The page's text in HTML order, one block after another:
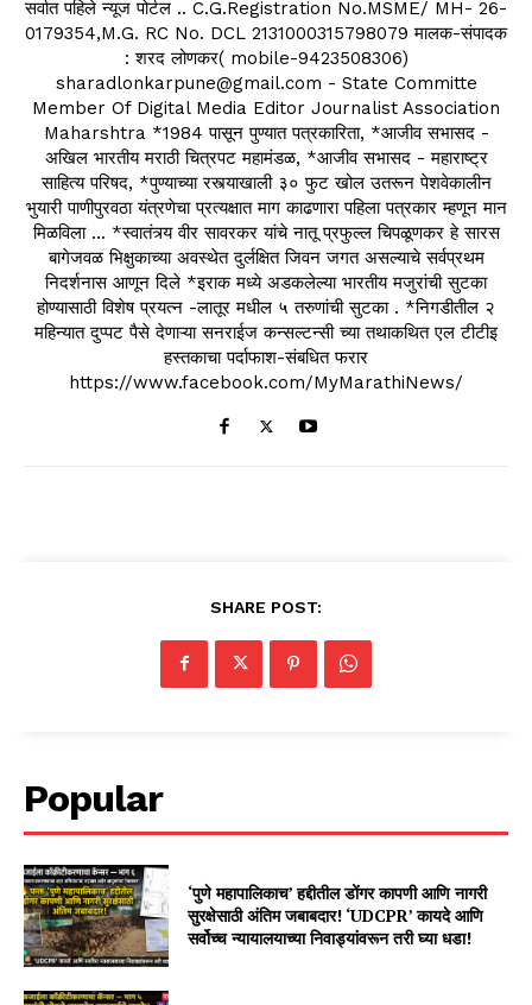
सर्वात पहिले न्यूज पोर्टल .. C.G.Registration No.MSME/ MH- 26-
0179354,M.G. RC No. DCL 2131000315798079 मालक-संपादक
: शरद लोणकर( mobile-9423508306)
sharadlonkarpune@gmail.com - State Committe
Member Of Digital Media Editor Journalist Association
Maharshtra *1984 पासून पुण्यात पत्रकारिता, *आजीव सभासद -
अखिल भारतीय मराठी चित्रपट महामंडळ, *आजीव सभासद - महाराष्ट्र
साहित्य परिषद, *पुण्याच्या रस्त्याखाली ३० फुट खोल उतरून पेशवेकालीन
भुयारी पाणीपुरवठा यंत्रणेचा प्रत्यक्षात माग काढणारा पहिला पत्रकार म्हणून मान
मिळविला ... *स्वातंत्र्य वीर सावरकर यांचे नातू प्रफुल्ल चिपळूणकर हे सारस
बागेजवळ भिक्षुकाच्या अवस्थेत दुर्लक्षित जिवन जगत असल्याचे सर्वप्रथम
निदर्शनास आणून दिले *इराक मध्ये अडकलेल्या भारतीय मजुरांची सुटका
होण्यासाठी विशेष प्रयत्न -लातूर मधील ५ तरुणांची सुटका . *निगडीतील २
महिन्यात दुप्पट पैसे देणाऱ्या सनराईज कन्सल्टन्सी च्या तथाकथित एल टीटीइ
हस्तकाचा पर्दाफाश-संबधित फरार
https://www.facebook.com/MyMarathiNews/
SHARE POST:
Popular
‘पुणे महापालिकाच’ हद्दीतील डोंगर कापणी आणि नागरी
सुरक्षेसाठी अंतिम जबाबदार! ‘UDCPR’ कायदे आणि
सर्वोच्च न्यायालयाच्या निवाड्यांवरून तरी घ्या धडा!